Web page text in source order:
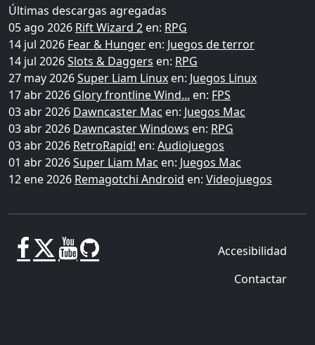
Últimas descargas agregadas
05 ago 2026 Rift Wizard 2 en: RPG
14 jul 2026 Fear & Hunger en: Juegos de terror
14 jul 2026Slots & Daggers en: RPG
27 may 2026Super Liam Linux en: Juegos Linux
17 abr 2026 Glory frontline Wind... en: FPS
03 abr 2026 Dawncaster Mac en: Juegos Mac
03 abr 2026 Dawncaster Windows en: RPG
03 abr 2026 RetroRapid! en: Audiojuegos
01 abr 2026Super Liam Mac en: Juegos Mac
12 ene 2026 Remagotchi Android en: Videojuegos
Accesibilidad
Contactar